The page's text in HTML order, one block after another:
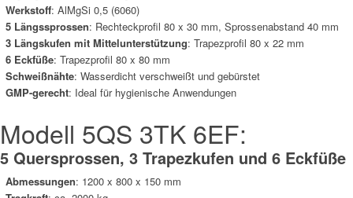
Werkstoff: AlMgSi 0,5 (6060)
5 Längssprossen: Rechteckprofil 80 x 30 mm, Sprossenabstand 40 mm
3 Längskufen mit Mittelunterstützung: Trapezprofil 80 x 22 mm
6 Eckfüße: Trapezprofil 80 x 80 mm
Schweißnähte: Wasserdicht verschweißt und gebürstet
GMP-gerecht: Ideal für hygienische Anwendungen
Modell 5QS 3TK 6EF:
5 Quersprossen, 3 Trapezkufen und 6 Eckfüße
Abmessungen: 1200 x 800 x 150 mm